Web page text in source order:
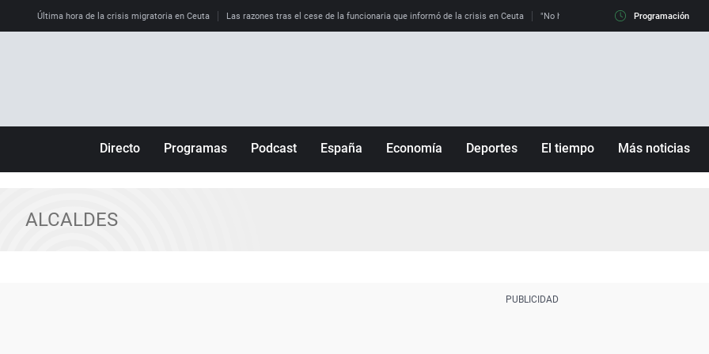
Última hora de la crisis migratoria en Ceuta Las razones tras el cese de la funcionaria que informó de la crisis en Ceuta "No hay mafias, que no nos engañen":
Programación
Directo Programas Podcast España Economía Deportes El tiempo Más noticias
ALCALDES